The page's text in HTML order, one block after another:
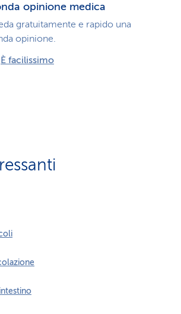
opinione medica
gratuitamente e rapido una
opinione.
È facilissimo